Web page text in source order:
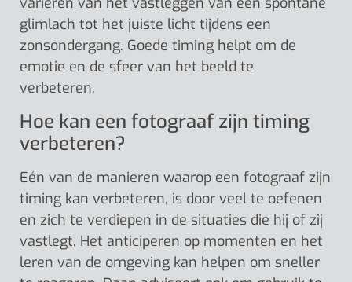
glimlach tot het juiste licht tijdens een
zonsondergang. Goede timing helpt om de
emotie en de sfeer van het beeld te
verbeteren.
Hoe kan een fotograaf zijn timing
verbeteren?
Eén van de manieren waarop een fotograaf zijn
timing kan verbeteren, is door veel te oefenen
en zich te verdiepen in de situaties die hij of zij
vastlegt. Het anticiperen op momenten en het
leren van de omgeving kan helpen om sneller